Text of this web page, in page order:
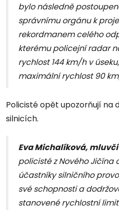
bylo následně
správnímu orgánu k
rekordmanem celého
kterému policejní radar
rychlost 144 km/h v
maximální rychlost 90
Policisté opět upozorňují na
silnicích.
Eva Michalíková, mluvčí
policisté z Nového Jičína
účastníky silničního
své schopnosti a
stanovené rychlostní